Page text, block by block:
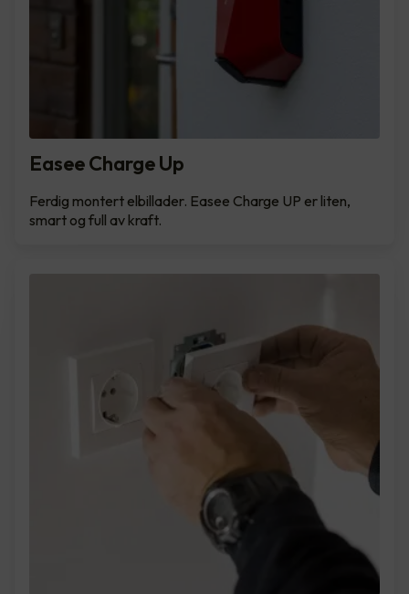
Easee Charge Up
Ferdig montert elbillader. Easee Charge UP er liten,
smart og full av kraft.